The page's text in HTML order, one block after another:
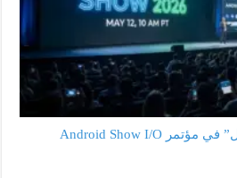
ملخص كل ما أعلنته “جوجل” في مؤتمر Android Show I/O